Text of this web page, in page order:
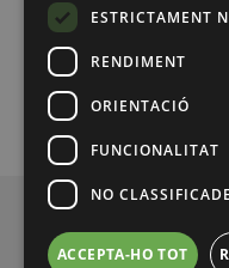
ESTRICTAMENT
RENDIMENT
ORIENTACIÓ
FUNCIONALITAT
NO
ACCEPTA-HO TOT